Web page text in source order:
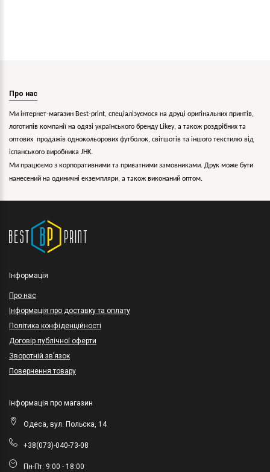
Про нас
Ми інтернет-магазин Best-print, спеціалізуємося на друці оригінальних принтів,
логотипів компанії на одязі українського бренду Likey, а також роздрібних та
оптових продажів однокольорових футболок, світшотів та іншого текстилю від
іспанського виробника JHK.
Ми працюємо з корпоративними та приватними замовниками. Друк може бути
нанесений на одиничні екземпляри, а також виконаний оптом.
Інформація
Про нас
Інформація про доставку та оплату
Політика конфіденційності
Договір публічної оферти
Зворотній зв’язок
Повернення товару
Інформація про магазин
Одеса, вул. Польска, 14
+38(073)-040-73-08
Пн-Пт: 9:00 - 18:00